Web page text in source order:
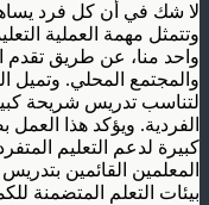
لا شك في أن كل فرد
وتتمثل مهمة العملية
واحد منا، عن طريق تقدم
والمجتمع المحلي. وتميل
لتناسب تدريس شريحة
الفردية. ويؤكد هذا
كبيرة لدعم التعليم
المعلمين القائمين
بيئات التعلم المتضمنة